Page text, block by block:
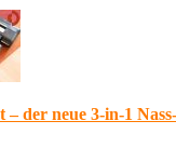
– der neue 3-in-1